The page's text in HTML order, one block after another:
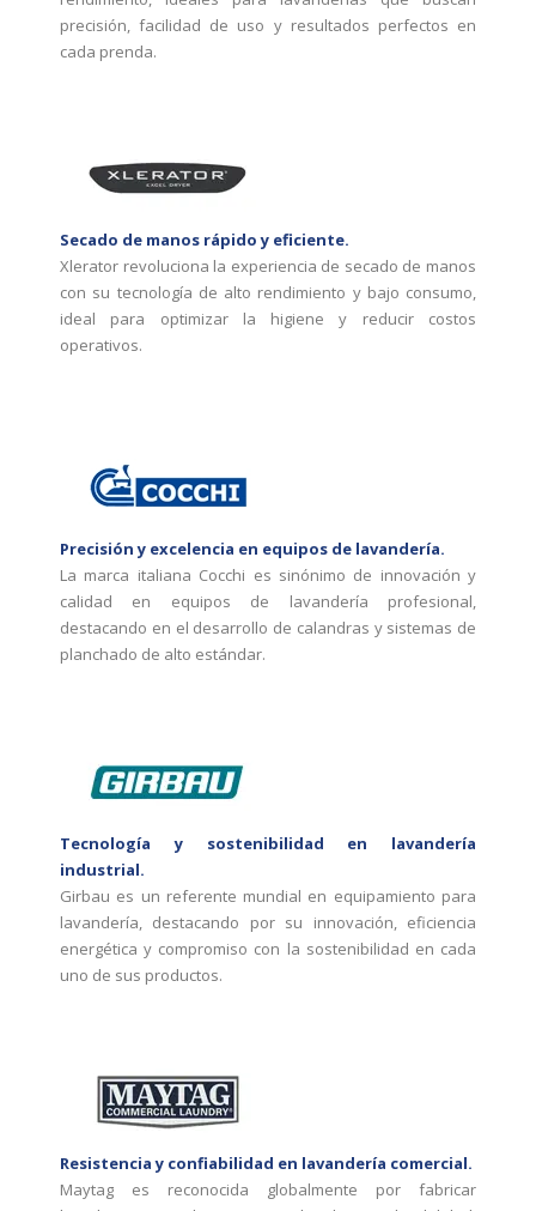
precisión, facilidad de uso y resultados perfectos en
cada prenda.
Secado de manos rápido y eficiente.
Xlerator revoluciona la experiencia de secado de manos
con su tecnología de alto rendimiento y bajo consumo,
ideal para optimizar la higiene y reducir costos
operativos.
Precisión y excelencia en equipos de lavandería.
La marca italiana Cocchi es sinónimo de innovación y
calidad en equipos de lavandería profesional,
destacando en el desarrollo de calandras y sistemas de
planchado de alto estándar.
Tecnología y sostenibilidad en lavandería
industrial.
Girbau es un referente mundial en equipamiento para
lavandería, destacando por su innovación, eficiencia
energética y compromiso con la sostenibilidad en cada
uno de sus productos.
Resistencia y confiabilidad en lavandería comercial.
Maytag es reconocida globalmente por fabricar